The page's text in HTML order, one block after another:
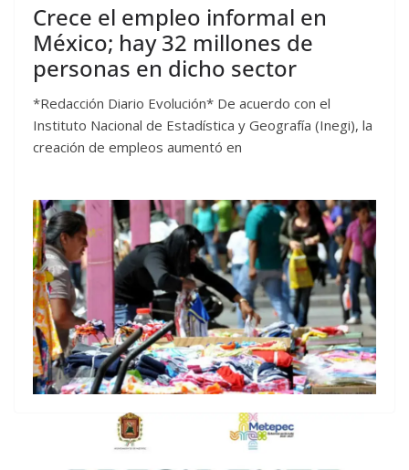
Crece el empleo informal en
México; hay 32 millones de
personas en dicho sector
*Redacción Diario Evolución* De acuerdo con el
Instituto Nacional de Estadística y Geografía (Inegi), la
creación de empleos aumentó en